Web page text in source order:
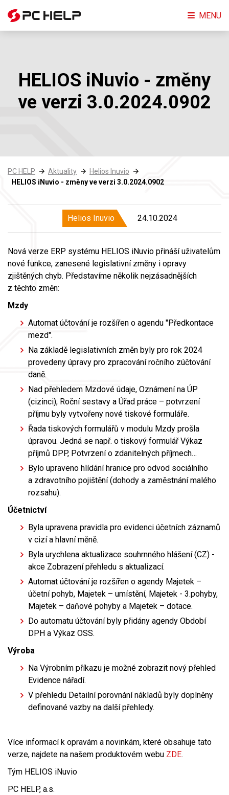
HELIOS iNuvio - změny
ve verzi 3.0.2024.0902
PC HELP Aktuality
Helios Inuvio
HELIOS iNuvio - změny ve verzi 3.0.2024.0902
Helios Inuvio 24.10.2024
Nová verze ERP systému HELIOS iNuvio přináší uživatelům
nové funkce, zanesené legislativní změny i opravy
zjištěných chyb. Představíme několik nejzásadnějších
z těchto změn:
Mzdy
Automat účtování je rozšířen o agendu "Předkontace
mezd".
Na základě legislativních změn byly pro rok 2024
provedeny úpravy pro zpracování ročního zúčtování
daně.
Nad přehledem Mzdové údaje, Oznámení na ÚP
(cizinci), Roční sestavy a Úřad práce – potvrzení
příjmu byly vytvořeny nové tiskové formuláře.
Řada tiskových formulářů v modulu Mzdy prošla
úpravou. Jedná se např. o tiskový formulář Výkaz
příjmů DPP, Potvrzení o zdanitelných příjmech…
Bylo upraveno hlídání hranice pro odvod sociálního
a zdravotního pojištění (dohody a zaměstnání malého
rozsahu).
Účetnictví
Byla upravena pravidla pro evidenci účetních záznamů
v cizí a hlavní měně.
Byla urychlena aktualizace souhrnného hlášení (CZ) -
akce Zobrazení přehledu s aktualizací.
Automat účtování je rozšířen o agendy Majetek –
účetní pohyb, Majetek – umístění, Majetek - 3.pohyby,
Majetek – daňové pohyby a Majetek – dotace.
Do automatu účtování byly přidány agendy Období
DPH a Výkaz OSS.
Výroba
Na Výrobním příkazu je možné zobrazit nový přehled
Evidence nářadí.
V přehledu Detailní porovnání nákladů byly doplněny
definované vazby na další přehledy.
Více informací k opravám a novinkám, které obsahuje tato
verze, najdete na našem produktovém webu ZDE.
Tým HELIOS iNuvio
PC HELP, a.s.
MENU